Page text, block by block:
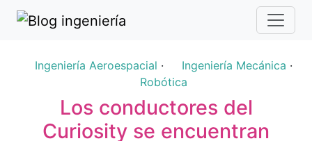
Ingeniería Aeroespacial · Ingeniería Mecánica ·
Robótica
Los conductores del
Curiosity se encuentran